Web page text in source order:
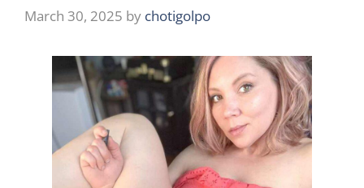
March 30, 2025 by chotigolpo